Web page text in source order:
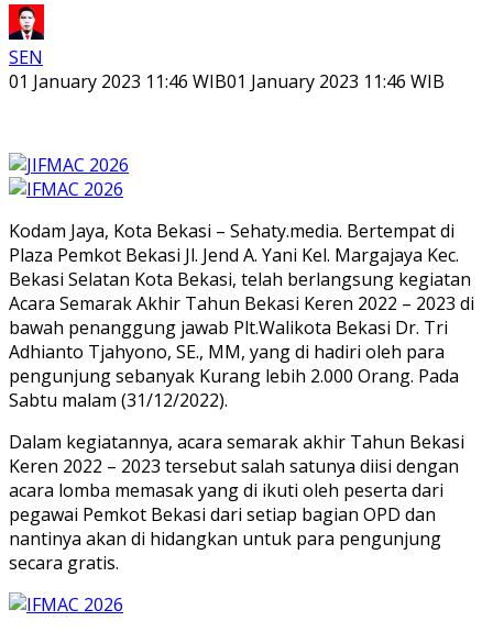
SEN
01 January 2023 11:46 WIB01 January 2023 11:46 WIB
Kodam Jaya, Kota Bekasi – Sehaty.media. Bertempat di
Plaza Pemkot Bekasi Jl. Jend A. Yani Kel. Margajaya Kec.
Bekasi Selatan Kota Bekasi, telah berlangsung kegiatan
Acara Semarak Akhir Tahun Bekasi Keren 2022 – 2023 di
bawah penanggung jawab Plt.Walikota Bekasi Dr. Tri
Adhianto Tjahyono, SE., MM, yang di hadiri oleh para
pengunjung sebanyak Kurang lebih 2.000 Orang. Pada
Sabtu malam (31/12/2022).
Dalam kegiatannya, acara semarak akhir Tahun Bekasi
Keren 2022 – 2023 tersebut salah satunya diisi dengan
acara lomba memasak yang di ikuti oleh peserta dari
pegawai Pemkot Bekasi dari setiap bagian OPD dan
nantinya akan di hidangkan untuk para pengunjung
secara gratis.